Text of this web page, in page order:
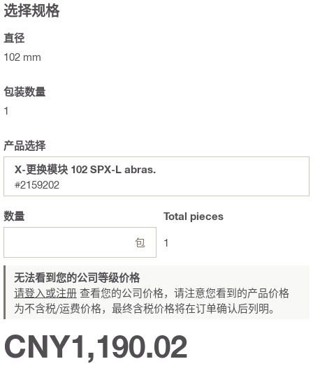
选择规格
直径
102 mm
包装数量
1
产品选择
X-更换模块 102 SPX-L abras.
#2159202
数量
包
Total pieces
1
无法看到您的公司等级价格
请登入或注册 查看您的公司价格，请注意您看到的产品价格
为不含税/运费价格，最终含税价格将在订单确认后列明。
CNY1,190.02